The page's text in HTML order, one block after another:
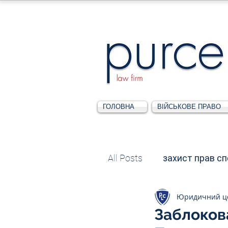
ГОЛОВНА ВІЙСЬКОВЕ ПРАВО
All Posts захист прав
Податкове Юридичний